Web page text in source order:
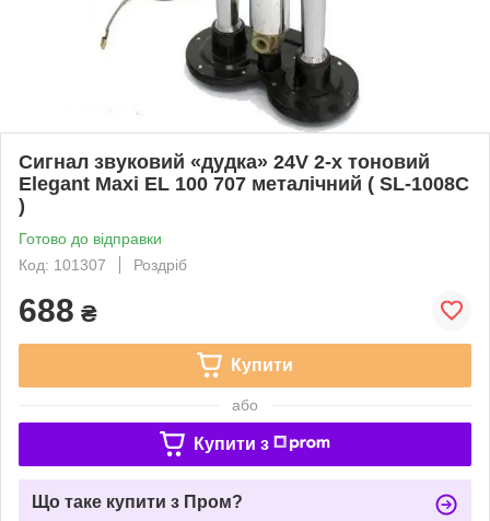
Сигнал звуковий «дудка» 24V 2-х тоновий
Elegant Maxi EL 100 707 металічний ( SL-1008C
)
Готово до відправки
Код: 101307
Роздріб
688 ₴
Купити
або
Купити з
Що таке купити з Пром?